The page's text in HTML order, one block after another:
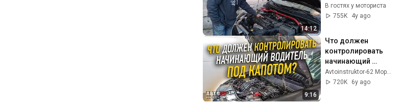
14:12
моториста.
В гостях у моториста
755K
4y ago
9:16
Что должен
контролировать
начинающий
водитель под
капотом?
720K
6y ago